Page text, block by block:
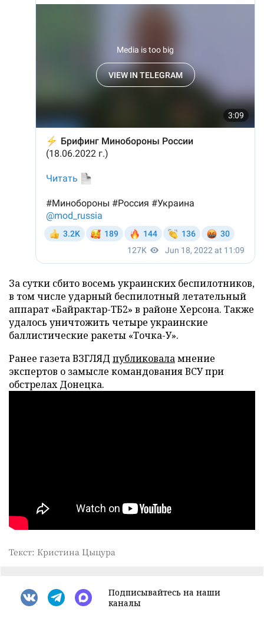
За сутки сбито восемь украинских беспилотников,
в том числе ударный беспилотный летательный
аппарат «Байрактар-ТБ2» в районе Херсона. Также
удалось уничтожить четыре украинские
баллистические ракеты «Точка-У».
Ранее газета ВЗГЛЯД публиковаламнение
экспертов о замысле командования ВСУ при
обстрелах Донецка.
Текст: Кристина Цыцура
Подписывайтесь на наши
каналы